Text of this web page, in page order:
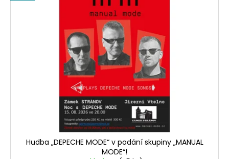
Hudba „DEPECHE MODE“ v podání skupiny „MANUAL
MODE“!